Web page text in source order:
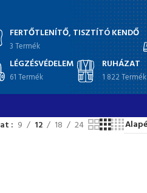
FERTŐTLENÍTŐ, TISZTÍTÓ KENDŐ
3 Termék
LÉGZÉSVÉDELEM
61 Termék
RUHÁZAT
1 822 Termék
9 12 18 24